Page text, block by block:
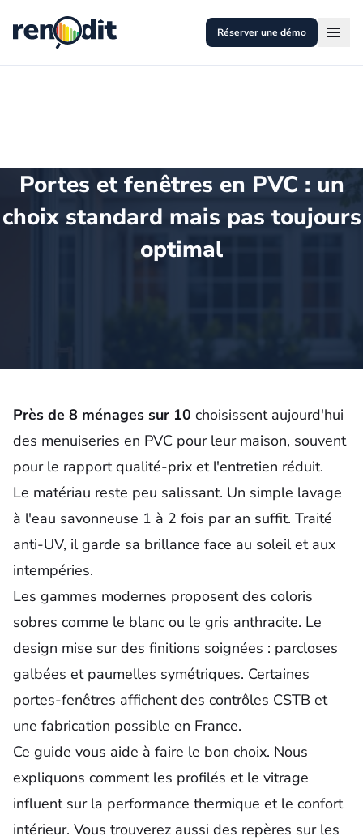
Réserver une démo
Portes et fenêtres en PVC : un
choix standard mais pas toujours
optimal
Près de 8 ménages sur 10 choisissent aujourd'hui
des menuiseries en PVC pour leur maison, souvent
pour le rapport qualité-prix et l'entretien réduit.
Le matériau reste peu salissant. Un simple lavage
à l'eau savonneuse 1 à 2 fois par an suffit. Traité
anti-UV, il garde sa brillance face au soleil et aux
intempéries.
Les gammes modernes proposent des coloris
sobres comme le blanc ou le gris anthracite. Le
design mise sur des finitions soignées : parcloses
galbées et paumelles symétriques. Certaines
portes-fenêtres affichent des contrôles CSTB et
une fabrication possible en France.
Ce guide vous aide à faire le bon choix. Nous
expliquons comment les profilés et le vitrage
influent sur la performance thermique et le confort
intérieur. Vous trouverez aussi des repères sur les